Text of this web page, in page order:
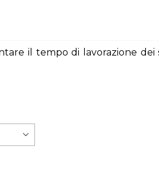
il tempo di lavorazione